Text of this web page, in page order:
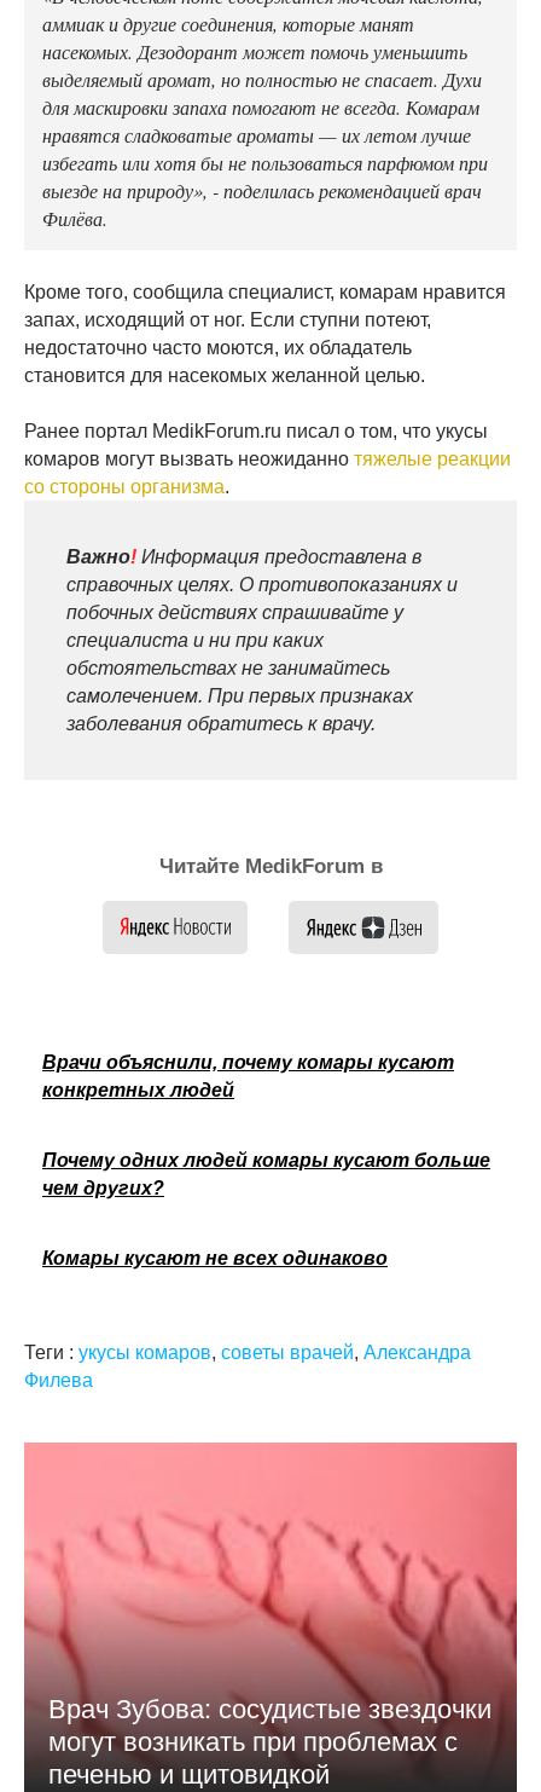
аммиак и другие соединения, которые манят
насекомых. Дезодорант может помочь уменьшить
выделяемый аромат, но полностью не спасает. Духи
для маскировки запаха помогают не всегда. Комарам
нравятся сладковатые ароматы — их летом лучше
избегать или хотя бы не пользоваться парфюмом при
выезде на природу», - поделилась рекомендацией врач
Филёва.
Кроме того, сообщила специалист, комарам нравится
запах, исходящий от ног. Если ступни потеют,
недостаточно часто моются, их обладатель
становится для насекомых желанной целью.
Ранее портал MedikForum.ru писал о том, что укусы
комаров могут вызвать неожиданно тяжелые реакции
со стороны организма.
Важно! Информация предоставлена в
справочных целях. О противопоказаниях и
побочных действиях спрашивайте у
специалиста и ни при каких
обстоятельствах не занимайтесь
самолечением. При первых признаках
заболевания обратитесь к врачу.
Читайте MedikForum в
Врачи объяснили, почему комары кусают
конкретных людей
Почему одних людей комары кусают больше
чем других?
Комары кусают не всех одинаково
Теги : укусы комаров, советы врачей, Александра
Филева
Врач Зубова: сосудистые звездочки
могут возникать при проблемах с
печенью и щитовидкой